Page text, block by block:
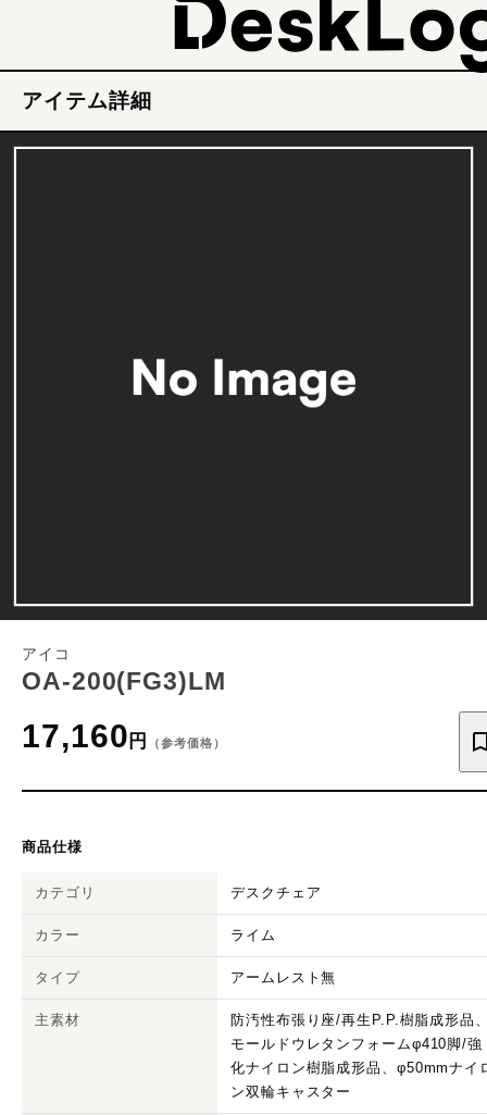
アイテム詳細
アイコ
OA-200(FG3)LM
17,160 円 （参考価格）
商品仕様
カテゴリ デスクチェア
カラー ライム
タイプ アームレスト無
主素材
防汚性布張り座/再生P.P.樹脂成形品
モールドウレタンフォームφ410脚/強
化ナイロン樹脂成形品、φ50mmナイ
ン双輪キャスター